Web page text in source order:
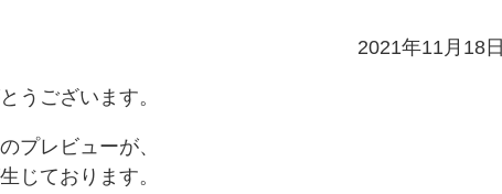
2021年11月18日
うございます。
プレビューが、
じております。